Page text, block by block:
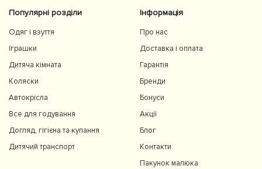
Популярні розділи
Одяг і взуття
Іграшки
Дитяча кімната
Коляски
Автокрісла
Все для годування
Догляд, гігієна та купання
Дитячий транспорт
Інформація
Про нас
Доставка і оплата
Гарантія
Бренди
Бонуси
Акції
Блог
Контакти
Пакунок малюка